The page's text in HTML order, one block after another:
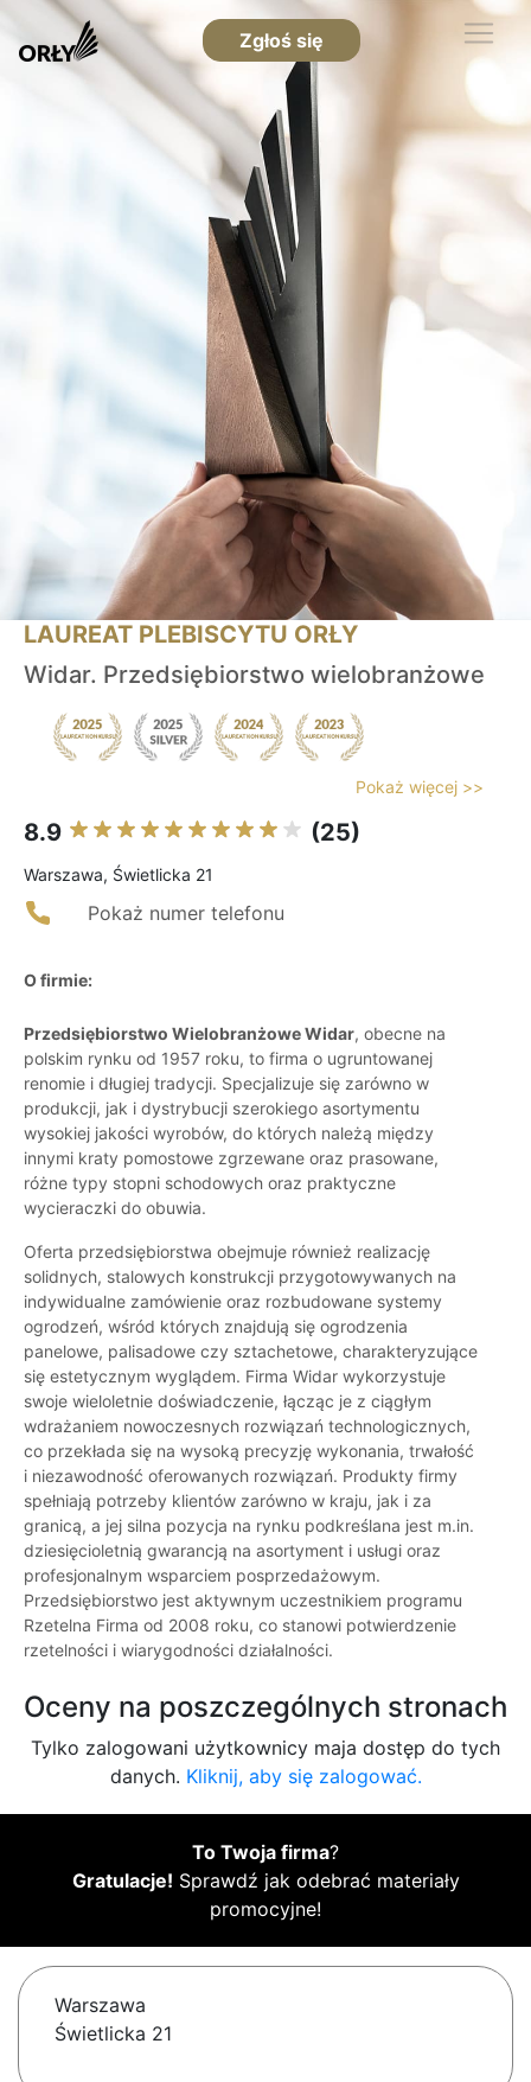
Zgłoś się
LAUREAT PLEBISCYTU ORŁY
Widar. Przedsiębiorstwo wielobranżowe
Pokaż więcej >>
8.9 (25)
Warszawa, Świetlicka 21
Pokaż numer telefonu
O firmie:
Przedsiębiorstwo Wielobranżowe Widar, obecne na
polskim rynku od 1957 roku, to firma o ugruntowanej
renomie i długiej tradycji. Specjalizuje się zarówno w
produkcji, jak i dystrybucji szerokiego asortymentu
wysokiej jakości wyrobów, do których należą między
innymi kraty pomostowe zgrzewane oraz prasowane,
różne typy stopni schodowych oraz praktyczne
wycieraczki do obuwia.
Oferta przedsiębiorstwa obejmuje również realizację
solidnych, stalowych konstrukcji przygotowywanych na
indywidualne zamówienie oraz rozbudowane systemy
ogrodzeń, wśród których znajdują się ogrodzenia
panelowe, palisadowe czy sztachetowe, charakteryzujące
się estetycznym wyglądem. Firma Widar wykorzystuje
swoje wieloletnie doświadczenie, łącząc je z ciągłym
wdrażaniem nowoczesnych rozwiązań technologicznych,
co przekłada się na wysoką precyzję wykonania, trwałość
i niezawodność oferowanych rozwiązań. Produkty firmy
spełniają potrzeby klientów zarówno w kraju, jak i za
granicą, a jej silna pozycja na rynku podkreślana jest m.in.
dziesięcioletnią gwarancją na asortyment i usługi oraz
profesjonalnym wsparciem posprzedażowym.
Przedsiębiorstwo jest aktywnym uczestnikiem programu
Rzetelna Firma od 2008 roku, co stanowi potwierdzenie
rzetelności i wiarygodności działalności.
Oceny na poszczególnych stronach
Tylko zalogowani użytkownicy maja dostęp do tych
danych. Kliknij, aby się zalogować.
To Twoja firma?
Gratulacje! Sprawdź jak odebrać materiały
promocyjne!
Warszawa
Świetlicka 21